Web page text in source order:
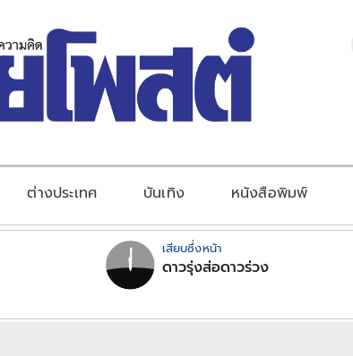
ต่างประเทศ บันเทิง หนังสือพิมพ์
เสียบซึ่งหน้า
ดาวรุ่งส่อดาวร่วง